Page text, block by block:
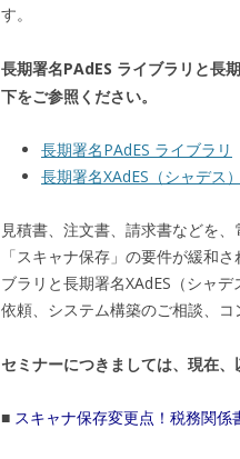
す。
長期署名PAdES ライブラリと長
下をご参照ください。
長期署名PAdES ライブラリ
長期署名XAdES（シャデス
見積書、注文書、請求書などを
「スキャナ保存」の要件が緩和
ブラリと長期署名XAdES（シャ
依頼、システム構築のご相談、コ
セミナーにつきましては、現在、
■ スキャナ保存変更点！税務関